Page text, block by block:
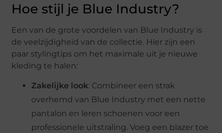
Hoe stijl je Blue Industry?
Een van de grote voordelen van Blue Industry is
de veelzijdigheid van de collectie. Hier zijn een
paar stylingtips om het maximale uit je nieuwe
kleding te halen:
Zakelijke look: Combineer een strak
overhemd van Blue Industry met een nette
pantalon en leren schoenen voor een
professionele uitstraling. Voeg een blazer toe